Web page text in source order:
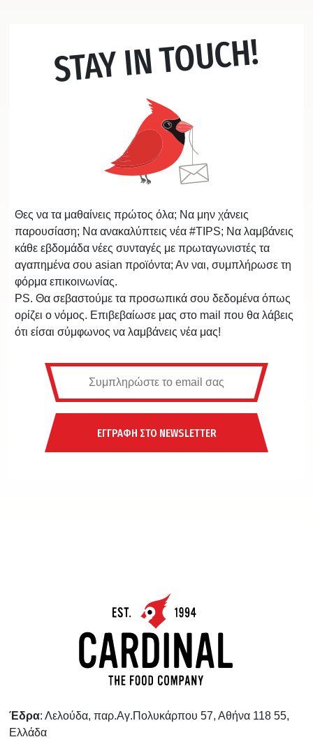
STAY IN TOUCH!
Θες να τα μαθαίνεις πρώτος όλα; Να μην χάνεις
παρουσίαση; Να ανακαλύπτεις νέα #TIPS; Να λαμβάνεις
κάθε εβδομάδα νέες συνταγές με πρωταγωνιστές τα
αγαπημένα σου asian προϊόντα; Αν ναι, συμπλήρωσε τη
φόρμα επικοινωνίας.
PS. Θα σεβαστούμε τα προσωπικά σου δεδομένα όπως
ορίζει ο νόμος. Επιβεβαίωσε μας στο mail που θα λάβεις
ότι είσαι σύμφωνος να λαμβάνεις νέα μας!
ΕΓΓΡΑΦΗ ΣΤΟ NEWSLETTER
Έδρα: Λελούδα, παρ.Αγ.Πολυκάρπου 57, Αθήνα 118 55,
Ελλάδα